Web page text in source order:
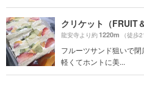
クリケット（FRUIT
龍安寺より約1220m （徒歩
フルーツサンド狙いで
軽くてホントに美...